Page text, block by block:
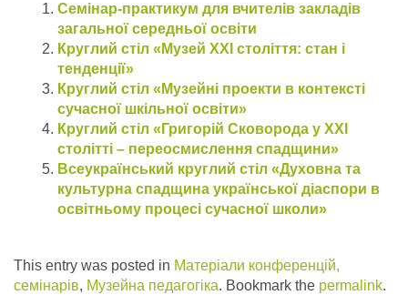
Семінар-практикум для вчителів закладів
загальної середньої освіти
Круглий стіл «Музей ХХІ століття: стан і
тенденції»
Круглий стіл «Музейні проекти в контексті
сучасної шкільної освіти»
Круглий стіл «Григорій Сковорода у ХХІ
столітті – переосмислення спадщини»
Всеукраїнський круглий стіл «Духовна та
культурна спадщина української діаспори в
освітньому процесі сучасної школи»
This entry was posted in Матеріали конференцій,
семінарів, Музейна педагогіка. Bookmark the permalink.